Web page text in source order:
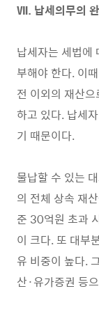
Ⅶ. 납세의무의
납세자는 세법에
부해야 한다. 이
전 이외의 재산으
하고 있다. 납세
기 때문이다.
물납할 수 있는
의 전체 상속 재
준 30억원 초과
이 크다. 또 대부
유 비중이 높다.
산·유가증권 등